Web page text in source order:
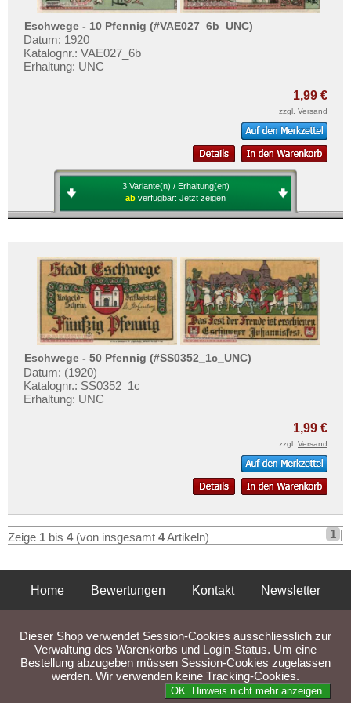
Orte mit W...
Orte mit X...
Orte mit Z...
Mehr über...
Zahlungsbedingungen
Privatsphäre und Datenschutz
Eschwege - 10 Pfennig (#VAE027_6b_UNC)
Datum: 1920
Katalognr.: VAE027_6b
Erhaltung: UNC
1,99 €
zzgl. Versand
3 Variante(n) / Erhaltung(en)
ab verfügbar: Jetzt zeigen
Eschwege - 50 Pfennig (#SS0352_1c_UNC)
Datum: (1920)
Katalognr.: SS0352_1c
Erhaltung: UNC
1,99 €
zzgl. Versand
Zeige 1 bis 4(von insgesamt 4Artikeln) 1 |
Home Bewertungen Kontakt
Newsletter
Liefer- und Versandkosten
Dieser Shop verwendet Session-Cookies ausschliesslich zur
Verwaltung des Warenkorbs und Login-Status. Um eine
Bestellung abzugeben müssen Session-Cookies zugelassen
werden. Wir verwenden keine Tracking-Cookies.
OK. Hinweis nicht mehr anzeigen.